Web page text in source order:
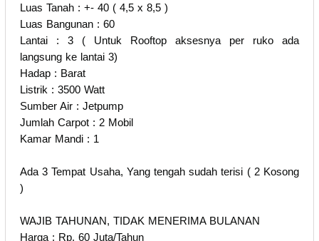
Luas Tanah : +- 40 ( 4,5 x 8,5 )
Luas Bangunan : 60
Lantai : 3 ( Untuk Rooftop aksesnya per ruko ada
langsung ke lantai 3)
Hadap : Barat
Listrik : 3500 Watt
Sumber Air : Jetpump
Jumlah Carpot : 2 Mobil
Kamar Mandi : 1
Ada 3 Tempat Usaha, Yang tengah sudah terisi ( 2 Kosong
)
WAJIB TAHUNAN, TIDAK MENERIMA BULANAN
Harga : Rp. 60 Juta/Tahun